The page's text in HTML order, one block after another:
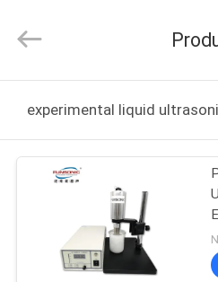
PRODUK
TENTANG
KAMI
Equipment
Co.,Ltd.
Reserved.
experimental liquid